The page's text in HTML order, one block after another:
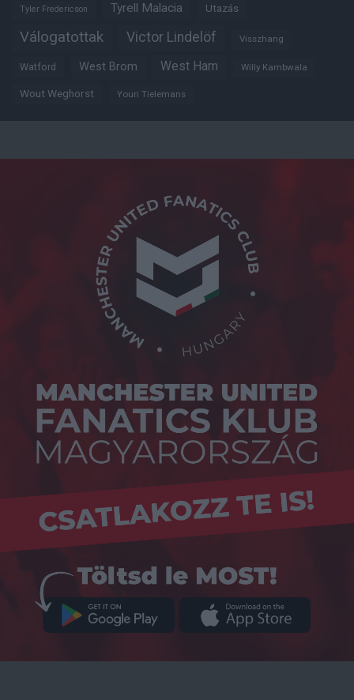
Tyler Fredericson Tyrell Malacia Utazás
Válogatottak Victor Lindelöf Visszhang
Watford West Brom West Ham Willy Kambwala
Wout Weghorst Youri Tielemans